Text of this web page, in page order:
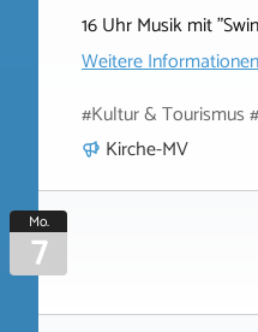
16 Uhr Musik mit
Weitere
#Kultur & Tourismus
Kirche-MV
Mo.
7